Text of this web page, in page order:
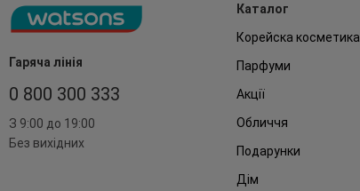
Гаряча лінія
0 800 300 333
З 9:00 до 19:00
Без вихідних
Каталог
Корейска косметика
Парфуми
Акції
Обличчя
Подарунки
Дім